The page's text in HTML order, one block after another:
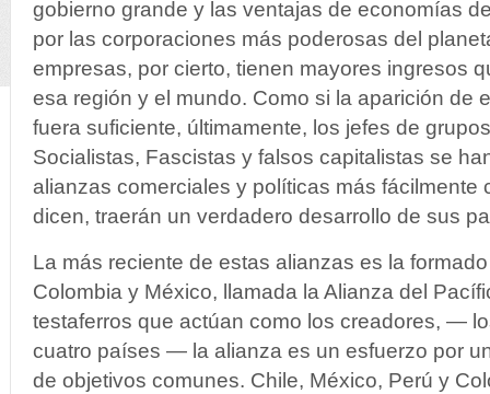
gobierno grande y las ventajas de economías
por las corporaciones más poderosas del
empresas, por cierto, tienen mayores ingresos
esa región y el mundo. Como si la aparición de
fuera suficiente, últimamente, los jefes de
Socialistas, Fascistas y falsos capitalistas se
alianzas comerciales y políticas más fácilmente
dicen, traerán un verdadero desarrollo de sus
La más reciente de estas alianzas es la
Colombia y México, llamada la Alianza del
testaferros que actúan como los creadores, —
cuatro países — la alianza es un esfuerzo por
de objetivos comunes. Chile, México, Perú y